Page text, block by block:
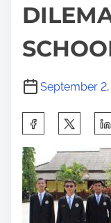
September
a
r
e